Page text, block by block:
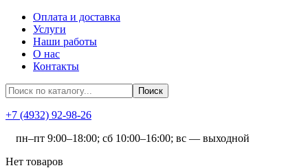
Оплата и доставка
Услуги
Наши работы
О нас
Контакты
+7 (4932) 92-98-26
пн–пт 9:00–18:00; сб 10:00–16:00; вс — выходной
Нет товаров